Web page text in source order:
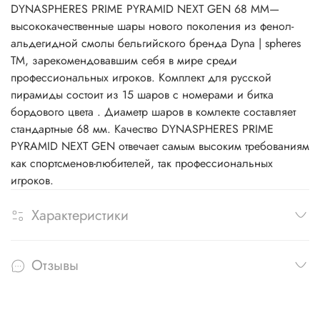
DYNASPHERES PRIME PYRAMID NEXT GEN 68 ММ—
высококачественные шары нового поколения из фенол-
альдегидной смолы бельгийского бренда Dyna | spheres
TM, зарекомендовавшим себя в мире среди
профессиональных игроков. Комплект для русской
пирамиды состоит из 15 шаров с номерами и битка
бордового цвета . Диаметр шаров в комлекте составляет
стандартные 68 мм. Качество DYNASPHERES PRIME
PYRAMID NEXT GEN отвечает самым высоким требованиям
как спортсменов-любителей, так профессиональных
игроков.
Характеристики
Отзывы